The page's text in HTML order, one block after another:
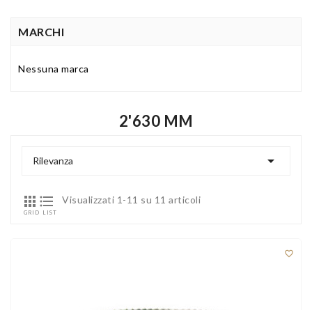
MARCHI
Nessuna marca
2'630 MM
Rilevanza 

GRID

LIST
Visualizzati 1-11 su 11 articoli
